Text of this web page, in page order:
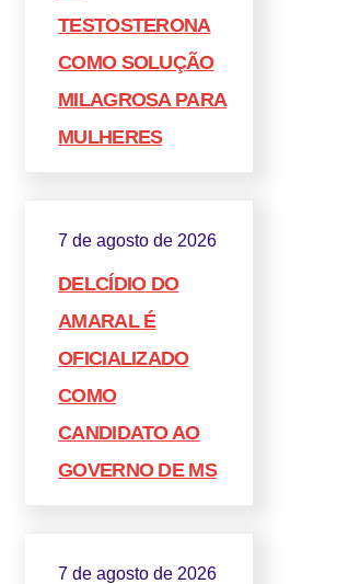
TESTOSTERONA
COMO SOLUÇÃO
MILAGROSA PARA
MULHERES
7 de agosto de 2026
DELCÍDIO DO
AMARAL É
OFICIALIZADO
COMO
CANDIDATO AO
GOVERNO DE MS
7 de agosto de 2026